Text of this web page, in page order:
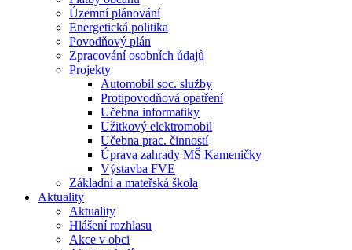
Územní plánování
Energetická politika
Povodňový plán
Zpracování osobních údajů
Projekty
Automobil soc. služby
Protipovodňová opatření
Učebna informatiky
Užitkový elektromobil
Učebna prac. činností
Úprava zahrady MŠ Kameničky
Výstavba FVE
Základní a mateřská škola
Aktuality
Aktuality
Hlášení rozhlasu
Akce v obci